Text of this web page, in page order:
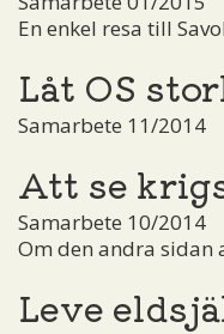
En enkel resa till
Låt OS
Samarbete 11/2014
Att se
Samarbete 10/2014
Om den andra sidan
Leve